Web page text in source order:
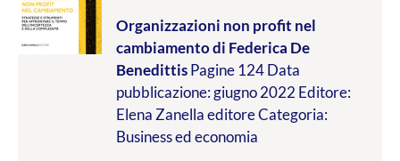
prezzo:
da
€9.99
a
€17.00
Organizzazioni non profit nel
cambiamentodi Federica De
BenedittisPagine 124 Data
pubblicazione: giugno 2022 Editore:
Elena Zanella editore Categoria:
Business ed economia